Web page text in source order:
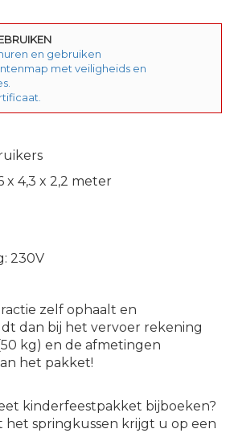
en gebruiken
met veiligheids en
x 4,3 x 2,2 meter
230V
zelf ophaalt en
dan bij het vervoer rekening
kg) en de afmetingen
het pakket!
kinderfeestpakket bijboeken?
het springkussen krijgt u op een